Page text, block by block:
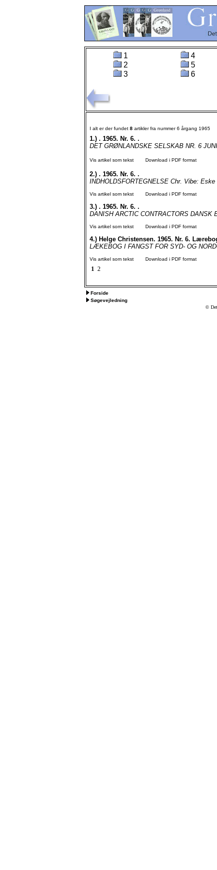
1
2
3
4
5
6
I alt er der fundet 8 artikler fra nummer 6 årgang 1965
1.) . 1965. Nr. 6. .
DET GRØNLANDSKE SELSKAB NR. 6
Vis artikel som tekst Download i PDF format
2.) . 1965. Nr. 6. .
INDHOLDSFORTEGNELSE Chr. Vibe:
Vis artikel som tekst Download i PDF format
3.) . 1965. Nr. 6. .
DANISH ARCTIC CONTRACTORS
Vis artikel som tekst Download i PDF format
4.) Helge Christensen. 1965. Nr. 6.
LÆKEBOG I FANGST FOR SYD- OG
Vis artikel som tekst Download i PDF format
1 2
Forside
Søgevejledning
© Det